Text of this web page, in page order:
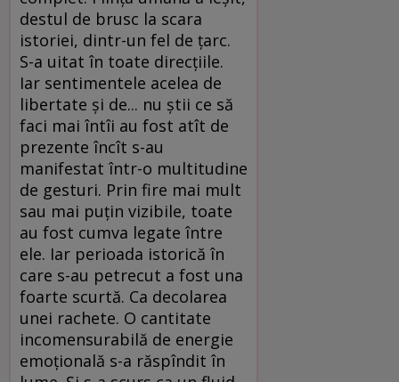
destul de brusc la scara
istoriei, dintr-un fel de țarc.
S-a uitat în toate direcțiile.
Iar sentimentele acelea de
libertate și de... nu știi ce să
faci mai întîi au fost atît de
prezente încît s-au
manifestat într-o multitudine
de gesturi. Prin fire mai mult
sau mai puțin vizibile, toate
au fost cumva legate între
ele. Iar perioada istorică în
care s-au petrecut a fost una
foarte scurtă. Ca decolarea
unei rachete. O cantitate
incomensurabilă de energie
emoțională s-a răspîndit în